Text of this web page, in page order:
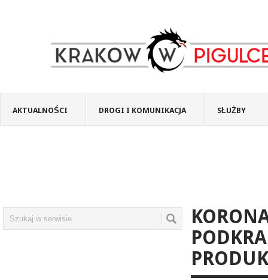
AKTUALNOŚCI DROGI I KOMUNIKACJA SŁUŻBY